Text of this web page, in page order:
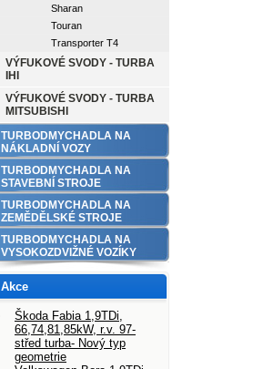
Sharan
Touran
Transporter T4
VÝFUKOVÉ SVODY - TURBA
IHI
VÝFUKOVÉ SVODY - TURBA
MITSUBISHI
TURBODMYCHADLA NA
NÁKLADNÍ VOZY
TURBODMYCHADLA NA
STAVEBNÍ STROJE
TURBODMYCHADLA NA
ZEMĚDĚLSKÉ STROJE
TURBODMYCHADLA NA
VYSOKOZDVIŽNÉ VOZÍKY
Akce
Škoda Fabia 1,9TDi,
66,74,81,85kW, r.v. 97-
střed turba- Nový typ
geometrie